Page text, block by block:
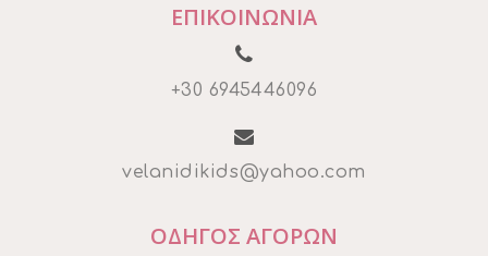
ΕΠΙΚΟΙΝΩΝΙΑ
+30 6945446096
velanidikids@yahoo.com
ΟΔΗΓΟΣ ΑΓΟΡΩΝ